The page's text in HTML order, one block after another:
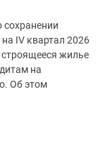
сохранении
IV квартал 2026
строящееся жилье
на
Об этом